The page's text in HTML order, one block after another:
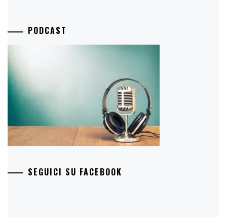
PODCAST
SEGUICI SU FACEBOOK